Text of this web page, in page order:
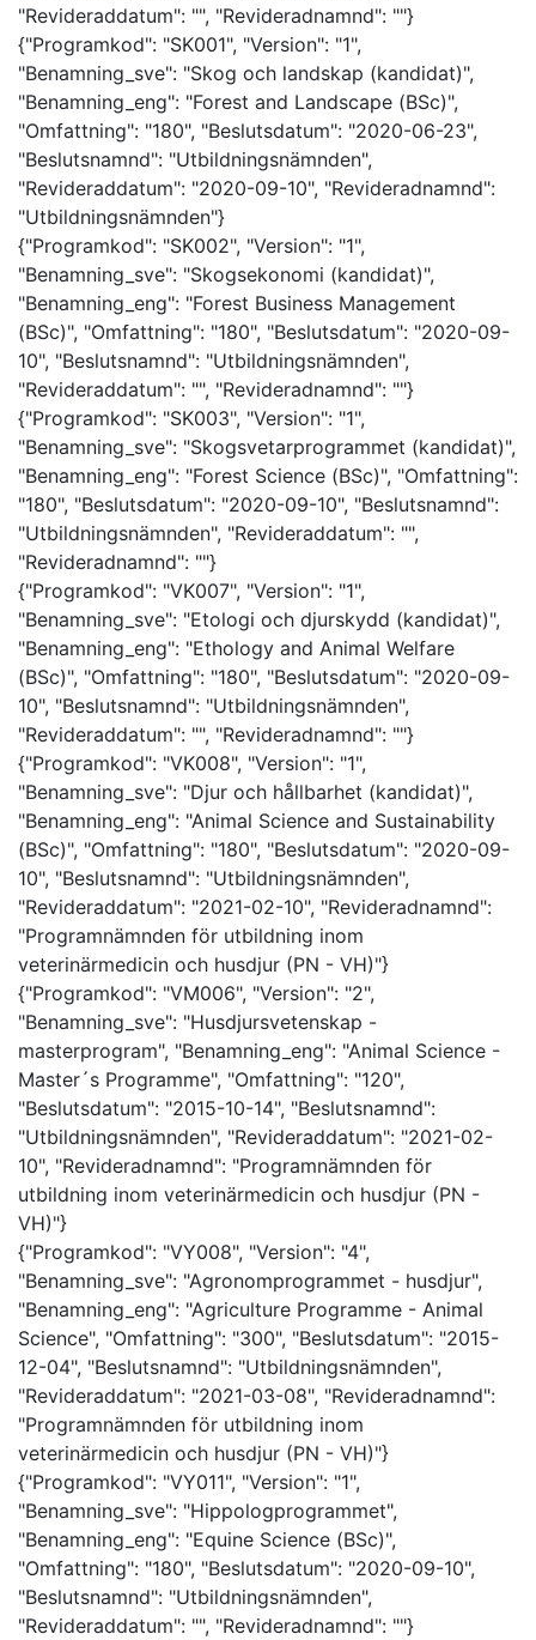
"Revideraddatum": "", "Revideradnamnd": ""}
{"Programkod": "SK001", "Version": "1",
"Benamning_sve": "Skog och landskap (kandidat)",
"Benamning_eng": "Forest and Landscape (BSc)",
"Omfattning": "180", "Beslutsdatum": "2020-06-23",
"Beslutsnamnd": "Utbildningsnämnden",
"Revideraddatum": "2020-09-10", "Revideradnamnd":
"Utbildningsnämnden"}
{"Programkod": "SK002", "Version": "1",
"Benamning_sve": "Skogsekonomi (kandidat)",
"Benamning_eng": "Forest Business Management
(BSc)", "Omfattning": "180", "Beslutsdatum": "2020-09-
10", "Beslutsnamnd": "Utbildningsnämnden",
"Revideraddatum": "", "Revideradnamnd": ""}
{"Programkod": "SK003", "Version": "1",
"Benamning_sve": "Skogsvetarprogrammet (kandidat)",
"Benamning_eng": "Forest Science (BSc)", "Omfattning":
"180", "Beslutsdatum": "2020-09-10", "Beslutsnamnd":
"Utbildningsnämnden", "Revideraddatum": "",
"Revideradnamnd": ""}
{"Programkod": "VK007", "Version": "1",
"Benamning_sve": "Etologi och djurskydd (kandidat)",
"Benamning_eng": "Ethology and Animal Welfare
(BSc)", "Omfattning": "180", "Beslutsdatum": "2020-09-
10", "Beslutsnamnd": "Utbildningsnämnden",
"Revideraddatum": "", "Revideradnamnd": ""}
{"Programkod": "VK008", "Version": "1",
"Benamning_sve": "Djur och hållbarhet (kandidat)",
"Benamning_eng": "Animal Science and Sustainability
(BSc)", "Omfattning": "180", "Beslutsdatum": "2020-09-
10", "Beslutsnamnd": "Utbildningsnämnden",
"Revideraddatum": "2021-02-10", "Revideradnamnd":
"Programnämnden för utbildning inom
veterinärmedicin och husdjur (PN - VH)"}
{"Programkod": "VM006", "Version": "2",
"Benamning_sve": "Husdjursvetenskap -
masterprogram", "Benamning_eng": "Animal Science -
Master´s Programme", "Omfattning": "120",
"Beslutsdatum": "2015-10-14", "Beslutsnamnd":
"Utbildningsnämnden", "Revideraddatum": "2021-02-
10", "Revideradnamnd": "Programnämnden för
utbildning inom veterinärmedicin och husdjur (PN -
VH)"}
{"Programkod": "VY008", "Version": "4",
"Benamning_sve": "Agronomprogrammet - husdjur",
"Benamning_eng": "Agriculture Programme - Animal
Science", "Omfattning": "300", "Beslutsdatum": "2015-
12-04", "Beslutsnamnd": "Utbildningsnämnden",
"Revideraddatum": "2021-03-08", "Revideradnamnd":
"Programnämnden för utbildning inom
veterinärmedicin och husdjur (PN - VH)"}
{"Programkod": "VY011", "Version": "1",
"Benamning_sve": "Hippologprogrammet",
"Benamning_eng": "Equine Science (BSc)",
"Omfattning": "180", "Beslutsdatum": "2020-09-10",
"Beslutsnamnd": "Utbildningsnämnden",
"Revideraddatum": "", "Revideradnamnd": ""}